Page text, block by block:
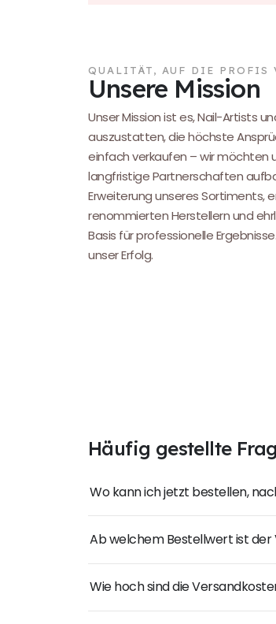
QUALITÄT, AUF DIE PROFIS
Unsere Mission
Unser Mission ist es, Nail-Artists
auszustatten, die höchste
einfach verkaufen – wir möchten
langfristige Partnerschaften
Erweiterung unseres Sortiments,
renommierten Herstellern und
Basis für professionelle
unser Erfolg.
Häufig gestellte
Wo kann ich jetzt bestellen,
Ab welchem Bestellwert ist der
Wie hoch sind die